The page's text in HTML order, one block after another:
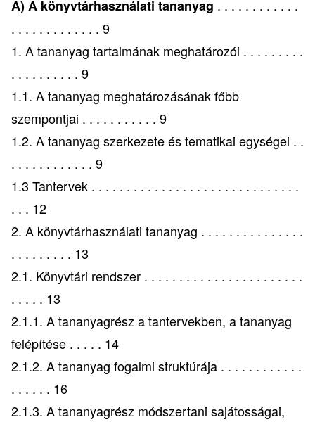
A) A könyvtárhasználati tananyag . . . . . . . . . . . .
. . . . . . . . . . . . . 9
1. A tananyag tartalmának meghatározói . . . . . . . . .
. . . . . . . . . . 9
1.1. A tananyag meghatározásának főbb
szempontjai . . . . . . . . . . . 9
1.2. A tananyag szerkezete és tematikai egységei . .
. . . . . . . . . . . . 9
1.3 Tantervek . . . . . . . . . . . . . . . . . . . . . . . . . . . . . .
. . . 12
2. A könyvtárhasználati tananyag . . . . . . . . . . . . . . .
. . . . . . . . . 13
2.1. Könyvtári rendszer . . . . . . . . . . . . . . . . . . . . . . .
. . . . . 13
2.1.1. A tananyagrész a tantervekben, a tananyag
felépítése . . . . . 14
2.1.2. A tananyag fogalmi struktúrája . . . . . . . . . . . .
. . . . . . 16
2.1.3. A tananyagrész módszertani sajátosságai,